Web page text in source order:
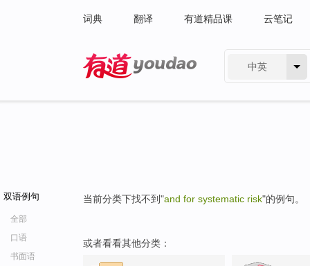
词典 翻译 有道精品课 云笔记
中英
双语例句
全部
口语
书面语
当前分类下找不到"and for systematic risk"的例句。
或者看看其他分类：